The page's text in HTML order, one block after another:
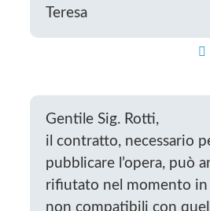
Teresa
Gentile Sig. Rotti,
il contratto, necessario
pubblicare l’opera, può
rifiutato nel momento
non compatibili con